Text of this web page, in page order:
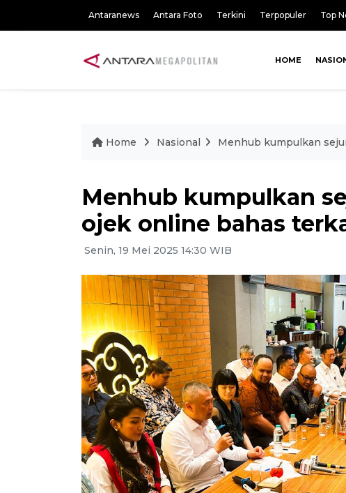
Antaranews Antara Foto Terkini Terpopuler Top
HOME
Home Nasional Menhub kumpulkan
Menhub kumpulkan
ojek online bahas
Senin, 19 Mei 2025 14:30 WIB